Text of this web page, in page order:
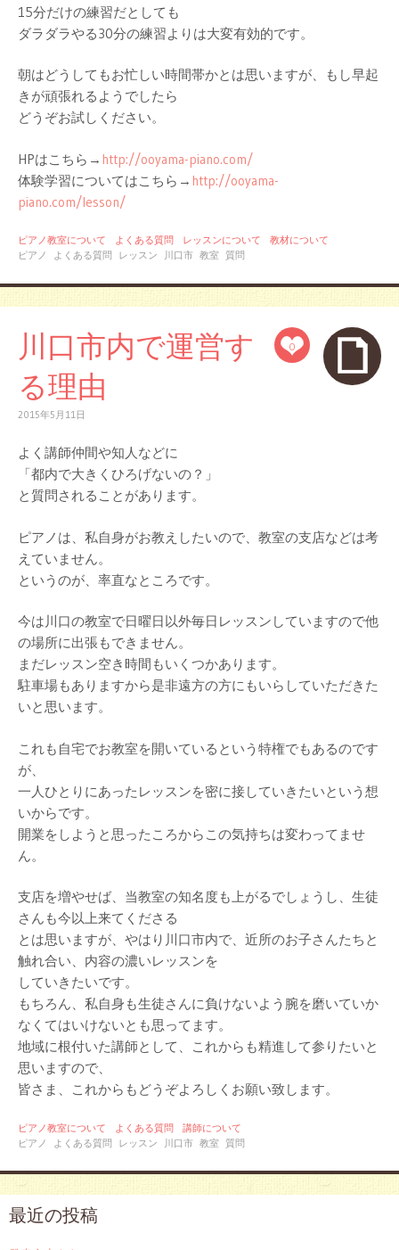
15分だけの練習だとしても
ダラダラやる30分の練習よりは大変有効的です。
朝はどうしてもお忙しい時間帯かとは思いますが、もし早起
きが頑張れるようでしたら
どうぞお試しください。
HPはこちら→ http://ooyama-piano.com/
体験学習についてはこちら→ http://ooyama-
piano.com/lesson/
ピアノ教室について よくある質問 レッスンについて
教材について
ピアノ
よくある質問 レッスン 川口市 教室 質問
0
川口市内で運営す
る理由
2015年5月11日
よく講師仲間や知人などに
「都内で大きくひろげないの？」
と質問されることがあります。
ピアノは、私自身がお教えしたいので、教室の支店などは考
えていません。
というのが、率直なところです。
今は川口の教室で日曜日以外毎日レッスンしていますので他
の場所に出張もできません。
まだレッスン空き時間もいくつかあります。
駐車場もありますから是非遠方の方にもいらしていただきた
いと思います。
これも自宅でお教室を開いているという特権でもあるのです
が、
一人ひとりにあったレッスンを密に接していきたいという想
いからです。
開業をしようと思ったころからこの気持ちは変わってませ
ん。
支店を増やせば、当教室の知名度も上がるでしょうし、生徒
さんも今以上来てくださる
とは思いますが、やはり川口市内で、近所のお子さんたちと
触れ合い、内容の濃いレッスンを
していきたいです。
もちろん、私自身も生徒さんに負けないよう腕を磨いていか
なくてはいけないとも思ってます。
地域に根付いた講師として、これからも精進して参りたいと
思いますので、
皆さま、これからもどうぞよろしくお願い致します。
ピアノ教室について よくある質問
講師について
ピアノ
よくある質問 レッスン 川口市 教室 質問
最近の投稿